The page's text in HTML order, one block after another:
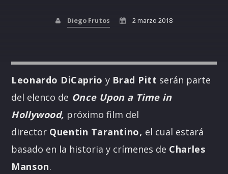
Diego Frutos 2 marzo 2018
Leonardo DiCaprio y Brad Pitt serán parte
del elenco de Once Upon a Time in
Hollywood, próximo film del
director Quentin Tarantino, el cual estará
basado en la historia y crímenes de Charles
Manson.